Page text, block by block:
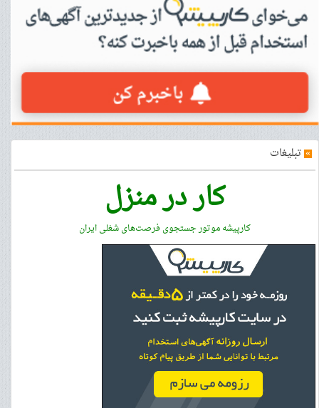
» تبلیغات
کار در منزل
کارپیشه موتور جستجوی فرصت‌های شغلی ایران